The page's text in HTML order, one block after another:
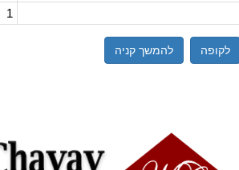
1
לקופה להמשך קניה